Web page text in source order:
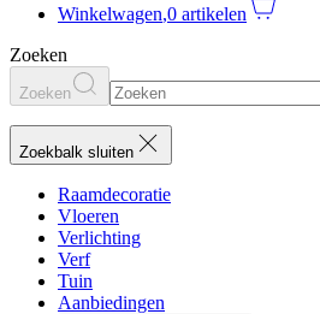
Winkelwagen,0 artikelen
Zoeken
Zoeken
Zoekbalk sluiten
Raamdecoratie
Vloeren
Verlichting
Verf
Tuin
Aanbiedingen